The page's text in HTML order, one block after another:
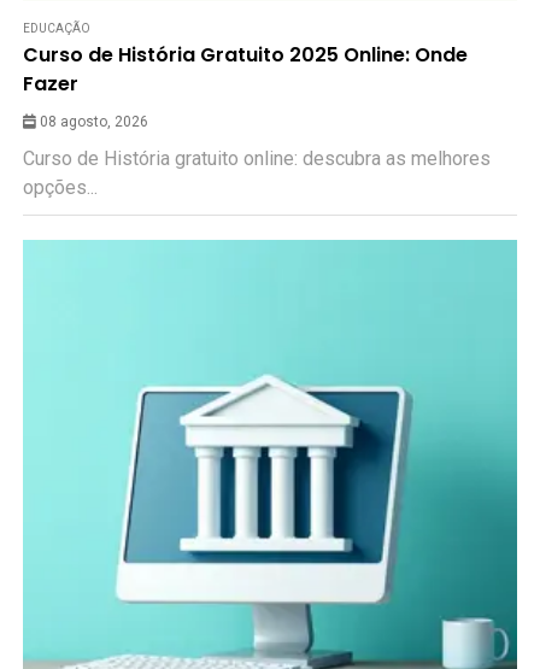
EDUCAÇÃO
Curso de História Gratuito 2025 Online: Onde
Fazer
08 agosto, 2026
Curso de História gratuito online: descubra as melhores
opções...